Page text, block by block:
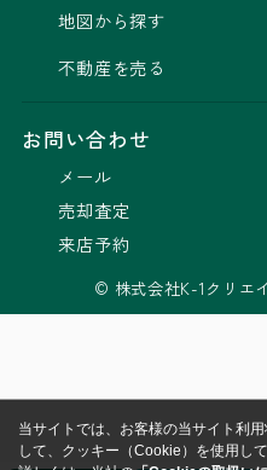
地図から探す
不動産を売る
お問い合わせ
メール
売却査定
来店予約
© 株式会社K-1クリエ
当サイトでは、お客様の当サイト利
して、クッキー（Cookie）を使用して